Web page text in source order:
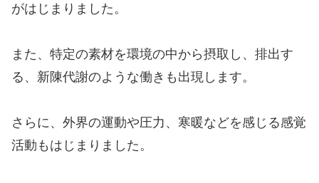
がはじまりました。
また、特定の素材を環境の中から摂取し、排出す
る、新陳代謝のような働きも出現します。
さらに、外界の運動や圧力、寒暖などを感じる感覚
活動もはじまりました。